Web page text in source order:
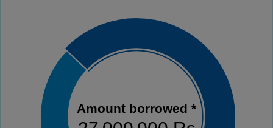
Amount borrowed *